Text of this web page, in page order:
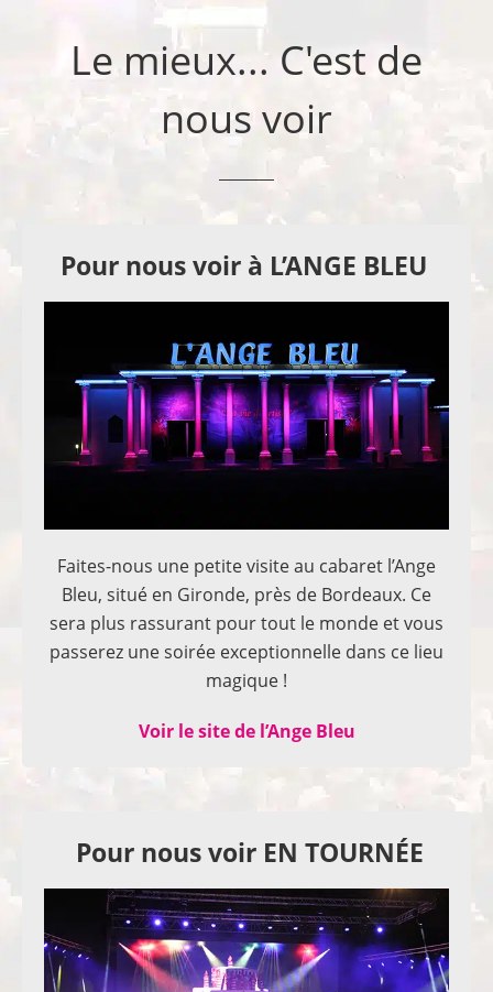
Le mieux... C'est de
nous voir
Pour nous voir à L’ANGE BLEU
Faites-nous une petite visite au cabaret l’Ange
Bleu, situé en Gironde, près de Bordeaux. Ce
sera plus rassurant pour tout le monde et vous
passerez une soirée exceptionnelle dans ce lieu
magique !
Voir le site de l’Ange Bleu
Pour nous voir EN TOURNÉE